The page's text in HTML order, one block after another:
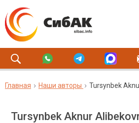
Главная Наши авторы Tursynbek
Tursynbek Aknur